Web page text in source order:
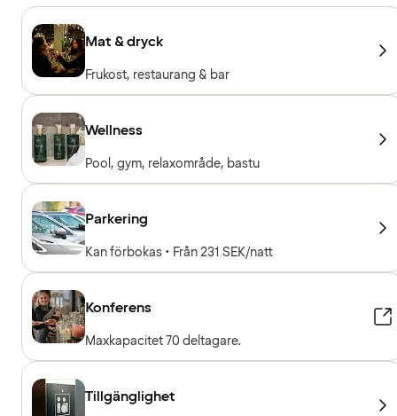
Mat & dryck
Frukost, restaurang & bar
Wellness
Pool, gym, relaxområde, bastu
Parkering
Kan förbokas • Från 231 SEK/natt
Konferens
Maxkapacitet 70 deltagare.
Tillgänglighet